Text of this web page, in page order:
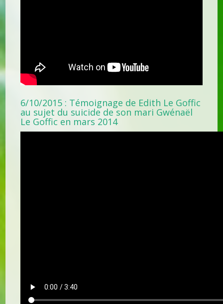
6/10/2015 : Témoignage de Edith Le Goffic
au sujet du suicide de son mari Gwénaël
Le Goffic en mars 2014